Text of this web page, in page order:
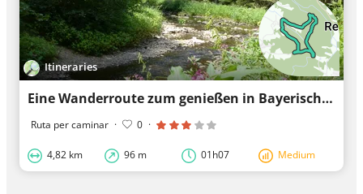
Itineraries
Eine Wanderroute zum genießen in Bayerischer Wald
Ruta per caminar · 0 ·
4,82 km 96 m 01h07 Medium